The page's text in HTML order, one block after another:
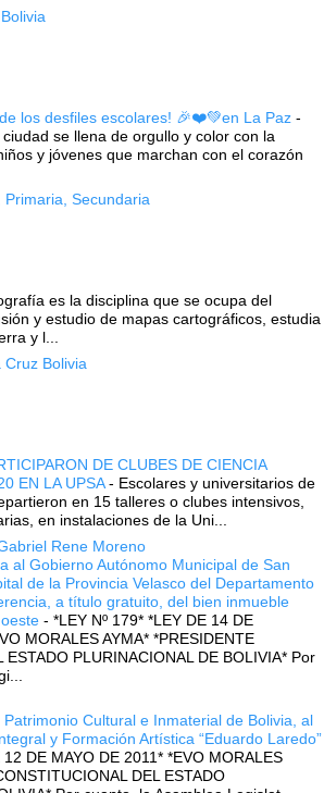
los desfiles escolares! 🎉❤️💚en La Paz -
se llena de orgullo y color con la
y jóvenes que marchan con el corazón
Secundaria
es la disciplina que se ocupa del
y estudio de mapas cartográficos, estudia
y l...
Bolivia
DE CLUBES DE CIENCIA
EN LA UPSA- Escolares y universitarios de
en 15 talleres o clubes intensivos,
en instalaciones de la Uni...
Rene Moreno
al Gobierno Autónomo Municipal de San
de la Provincia Velasco del Departamento
a título gratuito, del bien inmueble
- *LEY Nº 179* *LEY DE 14 DE
MORALES AYMA* *PRESIDENTE
ESTADO PLURINACIONAL DE BOLIVIA* Por
Patrimonio Cultural e Inmaterial de Bolivia, al
y Formación Artística “Eduardo Laredo”
DE MAYO DE 2011* *EVO MORALES
DEL ESTADO